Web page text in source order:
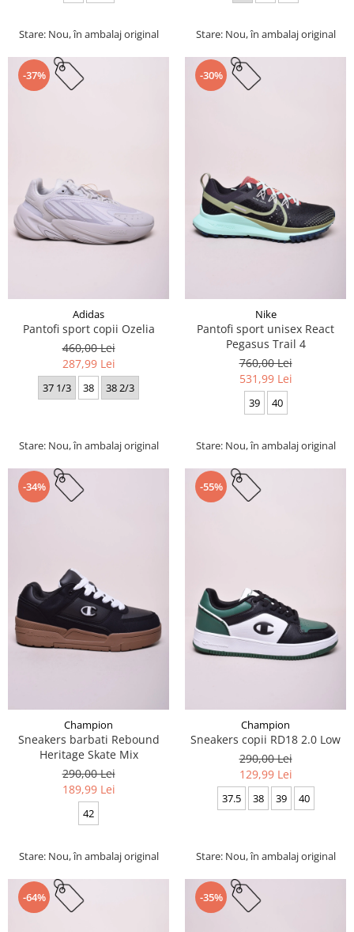
Stare: Nou, în ambalaj original Stare: Nou, în ambalaj original
-37%
Adidas
Pantofi sport copii Ozelia
460,00 Lei
287,99 Lei
37 1/3 38 38 2/3
Stare: Nou, în ambalaj original
-30%
Nike
Pantofi sport unisex React
Pegasus Trail 4
760,00 Lei
531,99 Lei
39 40
Stare: Nou, în ambalaj original
-34%
Champion
Sneakers barbati Rebound
Heritage Skate Mix
290,00 Lei
189,99 Lei
42
Stare: Nou, în ambalaj original
-55%
Champion
Sneakers copii RD18 2.0 Low
290,00 Lei
129,99 Lei
37.5 38 39 40
Stare: Nou, în ambalaj original
-64% -35%